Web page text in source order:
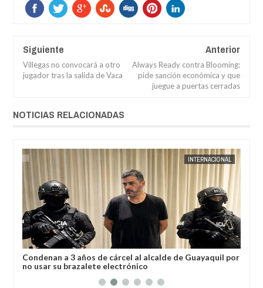
Siguiente
Villegas no convocará a otro
jugador tras la salida de Vaca
Anterior
Always Ready contra Blooming:
pide sanción económica y que
juegue a puertas cerradas
NOTICIAS RELACIONADAS
INTERNACIONAL
Condenan a 3 años de cárcel al alcalde de Guayaquil por
no usar su brazalete electrónico
JORGE